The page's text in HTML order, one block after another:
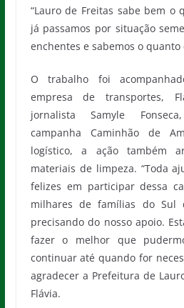
“Lauro de Freitas sabe bem o
já passamos por situação
enchentes e sabemos o quanto
O trabalho foi
empresa de transportes,
jornalista Samyle
campanha Caminhão de
logístico, a ação também
materiais de limpeza. “Toda
felizes em participar dessa
milhares de famílias do Sul
precisando do nosso apoio.
fazer o melhor que
continuar até quando for
agradecer a Prefeitura de
Flávia.